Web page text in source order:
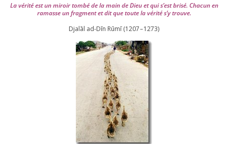
La véri­té est un miroir tom­bé de la main de Dieu et qui s’est bri­sé. Chacun en
ramasse un frag­ment et dit que toute la véri­té s’y trouve.
Djalāl ad-Dīn Rūmī (1207–1273)